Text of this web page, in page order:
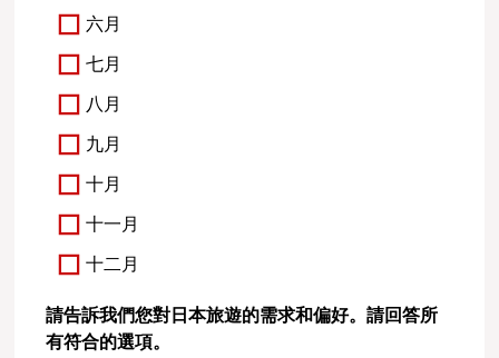
六月
七月
八月
九月
十月
十一月
十二月
請告訴我們您對日本旅遊的需求和偏好。請回答所
有符合的選項。